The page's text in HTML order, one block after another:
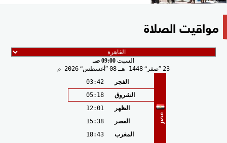
مواقيت الصلاة
السبت 09:00 صـ
23
صفر 1448 هـ 08 أغسطس 2026 م
مصر
الفجر
03:42
الشروق
05:18
الظهر
12:01
العصر
15:38
المغرب
18:43